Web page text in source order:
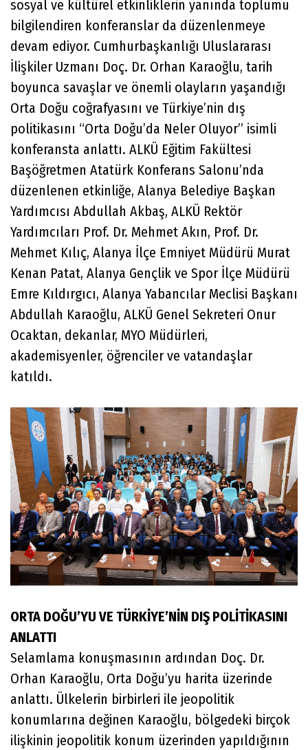
sosyal ve kültürel etkinliklerin yanında toplumu
bilgilendiren konferanslar da düzenlenmeye
devam ediyor. Cumhurbaşkanlığı Uluslararası
İlişkiler Uzmanı Doç. Dr. Orhan Karaoğlu, tarih
boyunca savaşlar ve önemli olayların yaşandığı
Orta Doğu coğrafyasını ve Türkiye’nin dış
politikasını “Orta Doğu’da Neler Oluyor” isimli
konferansta anlattı. ALKÜ Eğitim Fakültesi
Başöğretmen Atatürk Konferans Salonu’nda
düzenlenen etkinliğe, Alanya Belediye Başkan
Yardımcısı Abdullah Akbaş, ALKÜ Rektör
Yardımcıları Prof. Dr. Mehmet Akın, Prof. Dr.
Mehmet Kılıç, Alanya İlçe Emniyet Müdürü Murat
Kenan Patat, Alanya Gençlik ve Spor İlçe Müdürü
Emre Kıldırgıcı, Alanya Yabancılar Meclisi Başkanı
Abdullah Karaoğlu, ALKÜ Genel Sekreteri Onur
Ocaktan, dekanlar, MYO Müdürleri,
akademisyenler, öğrenciler ve vatandaşlar
katıldı.
ORTA DOĞU’YU VE TÜRKİYE’NİN DIŞ POLİTİKASINI
ANLATTI
Selamlama konuşmasının ardından Doç. Dr.
Orhan Karaoğlu, Orta Doğu’yu harita üzerinde
anlattı. Ülkelerin birbirleri ile jeopolitik
konumlarına değinen Karaoğlu, bölgedeki birçok
ilişkinin jeopolitik konum üzerinden yapıldığının